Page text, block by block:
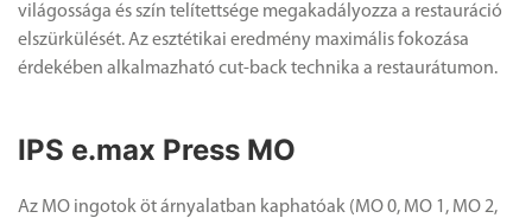
világossága és szín telítettsége megakadályozza a restauráció
elszürkülését. Az esztétikai eredmény maximális fokozása
érdekében alkalmazható cut-back technika a restaurátumon.
IPS e.max Press MO
Az MO ingotok öt árnyalatban kaphatóak (MO 0, MO 1, MO 2,